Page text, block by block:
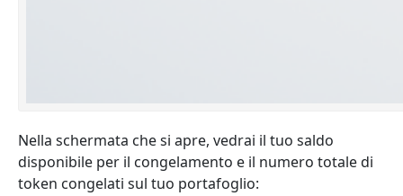
​​Nella schermata che si apre, vedrai il tuo saldo
disponibile per il congelamento e il numero totale di
token congelati sul tuo portafoglio: